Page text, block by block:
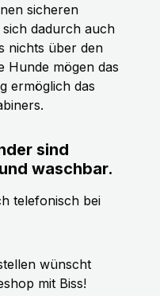
sicheren
dadurch auch
nichts über den
Hunde mögen das
ermöglich das
sind
waschbar.
telefonisch bei
wünscht
mit Biss!